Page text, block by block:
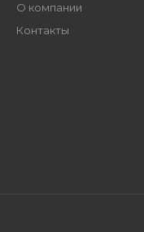
О компании
Контакты